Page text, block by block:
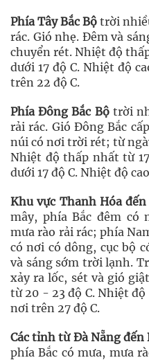
Phía Tây Bắc Bộ trời
rác. Gió nhẹ. Đêm và
chuyển rét. Nhiệt độ
dưới 17 độ C. Nhiệt độ
trên 22 độ C.
Phía Đông Bắc Bộtrời
rải rác. Gió Đông Bắc
núi có nơi trời rét; từ
Nhiệt độ thấp nhất từ
dưới 17 độ C. Nhiệt độ
Khu vực Thanh Hóa
mây, phía Bắc đêm có
mưa rào rải rác; phía
có nơi có dông, cục bộ
và sáng sớm trời lạnh.
xảy ra lốc, sét và gió
từ 20 - 23 độ C. Nhiệt
nơi trên 27 độ C.
Các tỉnh từ Đà Nẵng đến
phía Bắc có mưa, mưa